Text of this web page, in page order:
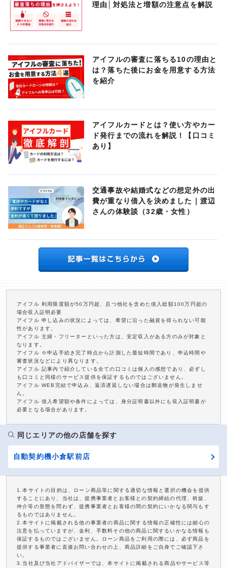
理由│対処法と増額の注意点を解説
アイフルの審査に落ちる10の理由と
は？落ちた後にお金を用意する方法
を紹介
アイフルカードとは？使い方やカー
ド発行までの流れを解説！【口コミ
あり】
交通事故や結婚式などの想定外の出
費が重なり借入を決めました｜渡辺
さんの体験談（32歳・女性）
アイフル 利用限度額が50万円超、且つ他社を含めた借入総額100万円超の
場合収入証明必要
アイフル 申し込みの状況によっては、希望に沿った融資を得られない可能
性があります。
アイフル 主婦・フリーターといった方は、安定収入がある方のみが対象と
なります。
アイフル ※申込手続き完了時点から計測した最短時間であり、申込時間や
審査状況などにより異なります。
アイフル 記事内で紹介している全ての口コミは個人の感想であり、必ずし
も口コミと同様のサービス提供を保証するものではございません。
アイフル WEB完結で申込み、返済遅延しない場合は郵送物が発生しませ
ん。
アイフル 借入希望額や条件によっては、身分証明書以外にも収入証明書が
必要となる場合があります。
同じエリアの他の店舗を探す
自動契約機小倉駅前店
1.本サイトの目的は、ローン商品等に関する適切な情報と選択の機会を提供
することにあり、当社は、提携事業者とお客様との契約締結の代理、斡旋、
仲介等の形態を問わず、提携事業者とお客様の間の契約にいかなる関与もす
るものではありません。
2.本サイトに掲載される他の事業者の商品に関する情報の正確性には細心の
注意を払っていますが、金利、手数料その他の商品に関するいかなる情報も
保証するものではございません。ローン商品をご利用の際には、必ず商品を
提供する事業者に直接お問い合わせの上、商品詳細をご自身でご確認下さ
い。
3.当社及び当社アドバイザーでは、本サイトに掲載される商品やサービス等